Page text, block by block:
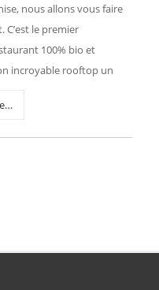
nous allons vous faire
le premier
100% bio et
incroyable rooftop un